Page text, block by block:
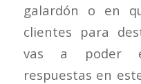
galardón o en
clientes para
vas a poder
respuestas en